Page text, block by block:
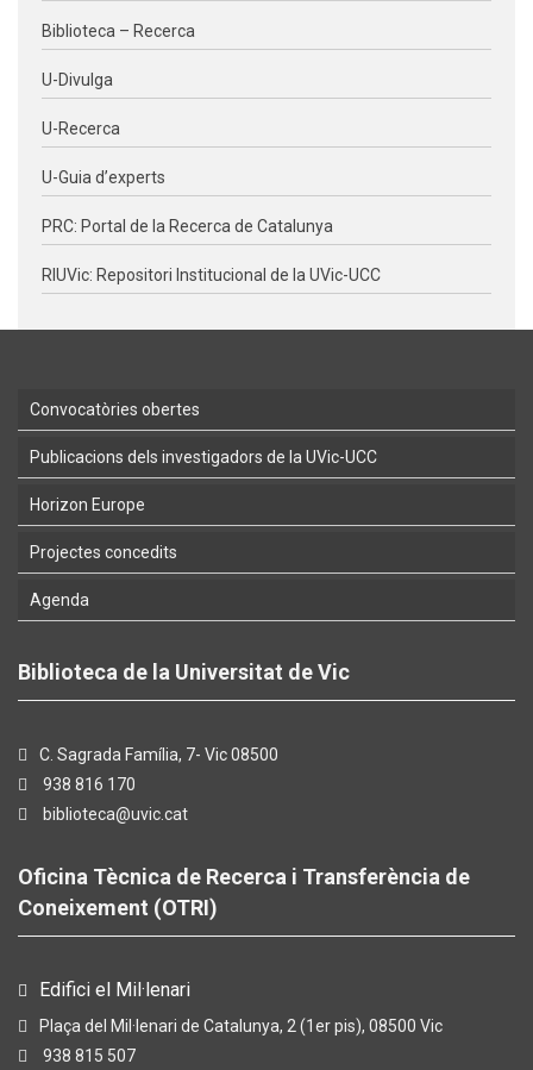
Biblioteca – Recerca
U-Divulga
U-Recerca
U-Guia d’experts
PRC: Portal de la Recerca de Catalunya
RIUVic: Repositori Institucional de la UVic-UCC
Convocatòries obertes
Publicacions dels investigadors de la UVic-UCC
Horizon Europe
Projectes concedits
Agenda
Biblioteca de la Universitat de Vic
C. Sagrada Família, 7- Vic 08500
938 816 170
biblioteca@uvic.cat
Oficina Tècnica de Recerca i Transferència de
Coneixement (OTRI)
Edifici el Mil·lenari
Plaça del Mil·lenari de Catalunya, 2 (1er pis), 08500 Vic
938 815 507